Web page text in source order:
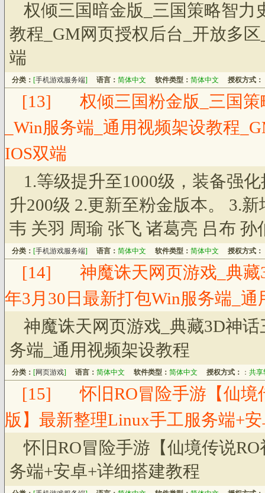
权倾三国暗金版_三国策略智力
教程_GM网页授权后台_开放多
端
分类： [手机游戏服务端] 语言： 简体中文 软件类型： 简体中文 授权方式：
[13]
权倾三国粉金版_三国
_Win服务端_通用视频架设教程
IOS双端
1.等级提升至1000级，装备强
升200级 2.更新至粉金版本。 3.
韦 关羽 周瑜 张飞 诸葛亮 吕布
分类： [手机游戏服务端] 语言： 简体中文 软件类型： 简体中文 授权方式：
[14]
神魔诛天网页游戏_典
年3月30日最新打包Win服务端_通
神魔诛天网页游戏_典藏3D神
务端_通用视频架设教程
分类： [网页游戏] 语言： 简体中文 软件类型： 简体中文 授权方式： ： 共享
[15]
怀旧RO冒险手游【仙境
版】最新整理Linux手工服务端+
怀旧RO冒险手游【仙境传说
务端+安卓+详细搭建教程